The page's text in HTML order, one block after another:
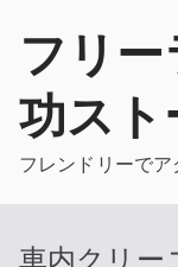
フリ
功スト
フレンドリーで
車内クリー